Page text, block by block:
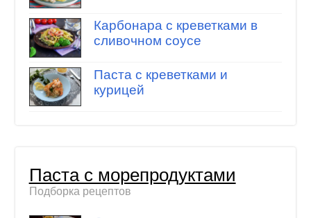
Карбонара с креветками в
сливочном соусе
Паста с креветками и
курицей
Паста с морепродуктами
Подборка рецептов